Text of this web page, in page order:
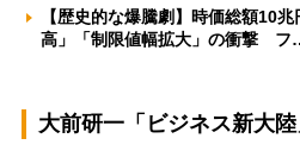
【歴史的な爆騰劇】時価総額10
高」「制限値幅拡大」の衝撃
大前研一「ビジネス新大